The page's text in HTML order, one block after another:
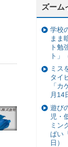
ズーム
学校
まま
ト勉
ト」
ミス
タイ
「
月14
遊び
児・
ミン
ぱい
日）